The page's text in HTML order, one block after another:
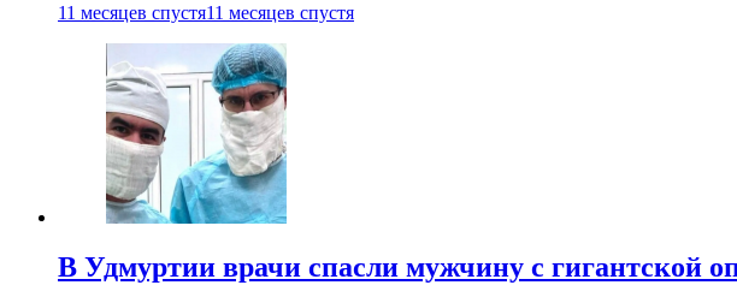
11 месяцев спустя11 месяцев спустя
В Удмуртии врачи спасли мужчину с гигантской